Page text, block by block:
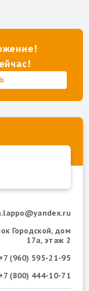
Городской, дом
17а, этаж 2
(960) 595-21-95
(800) 444-10-71